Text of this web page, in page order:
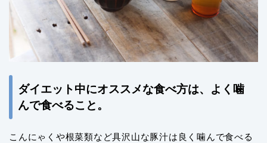
ダイエット中にオススメな食べ方は、よく噛
んで食べること。
こんにゃくや根菜類など具沢山な豚汁は良く噛んで食べる